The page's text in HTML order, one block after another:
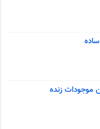
موجودات زنده